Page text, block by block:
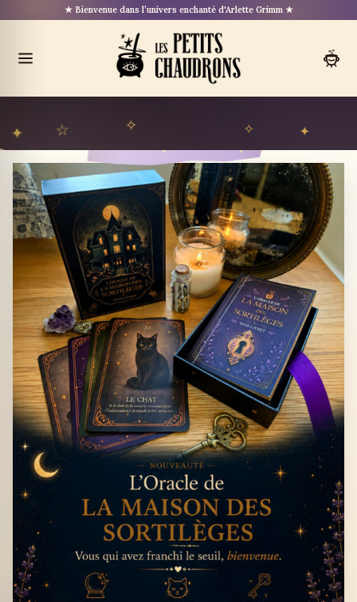
au
★ Bienvenue dans l’univers enchanté d'Arlette Grimm ★
Ouvrir
le